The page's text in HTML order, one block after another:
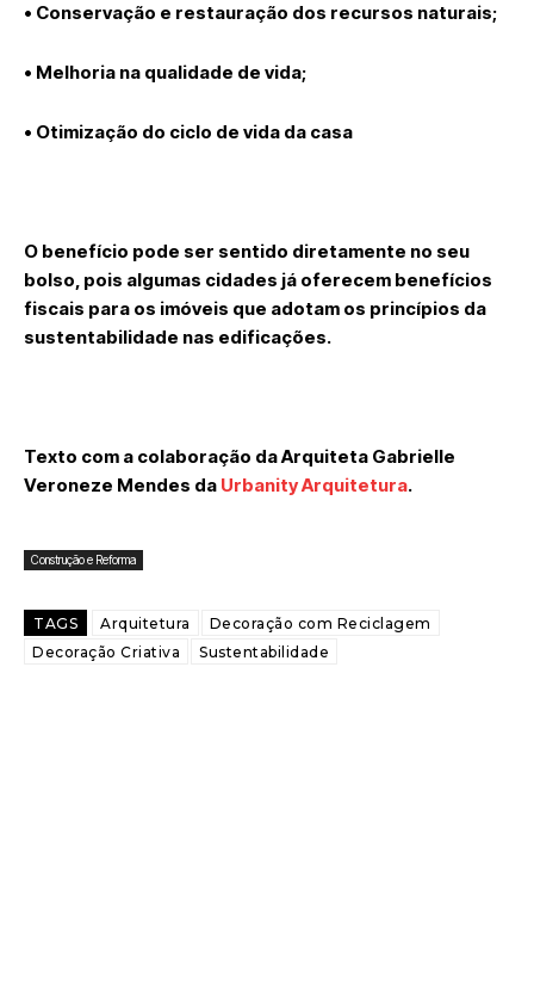
• Conservação e restauração dos recursos naturais;
• Melhoria na qualidade de vida;
• Otimização do ciclo de vida da casa
O benefício pode ser sentido diretamente no seu
bolso, pois algumas cidades já oferecem benefícios
fiscais para os imóveis que adotam os princípios da
sustentabilidade nas edificações.
Texto com a colaboração da Arquiteta Gabrielle
Veroneze Mendes da Urbanity Arquitetura.
Construção e Reforma
TAGS Arquitetura
Decoração com Reciclagem
Decoração Criativa
Sustentabilidade